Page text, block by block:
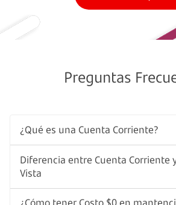
Preguntas
¿Qué es una Cuenta Corriente?
Una Cuenta Corriente es un
en donde el banco está obligado a
órdenes de pago del cliente hasta
Diferencia entre Cuenta Corriente
Vista